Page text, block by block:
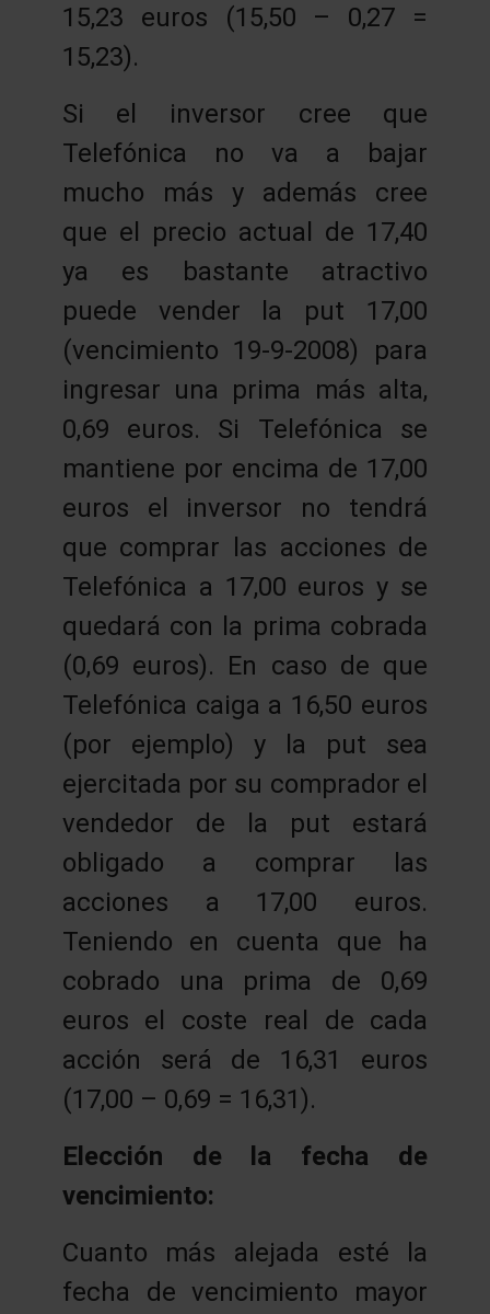
15,23 euros (15,50 – 0,27 =
15,23).
Si el inversor cree que
Telefónica no va a bajar
mucho más y además cree
que el precio actual de 17,40
ya es bastante atractivo
puede vender la put 17,00
(vencimiento 19-9-2008) para
ingresar una prima más alta,
0,69 euros. Si Telefónica se
mantiene por encima de 17,00
euros el inversor no tendrá
que comprar las acciones de
Telefónica a 17,00 euros y se
quedará con la prima cobrada
(0,69 euros). En caso de que
Telefónica caiga a 16,50 euros
(por ejemplo) y la put sea
ejercitada por su comprador el
vendedor de la put estará
obligado a comprar las
acciones a 17,00 euros.
Teniendo en cuenta que ha
cobrado una prima de 0,69
euros el coste real de cada
acción será de 16,31 euros
(17,00 – 0,69 = 16,31).
Elección de la fecha de
vencimiento:
Cuanto más alejada esté la
fecha de vencimiento mayor